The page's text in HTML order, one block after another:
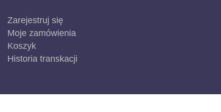
Zarejestruj się
Moje zamówienia
Koszyk
Historia transkacji